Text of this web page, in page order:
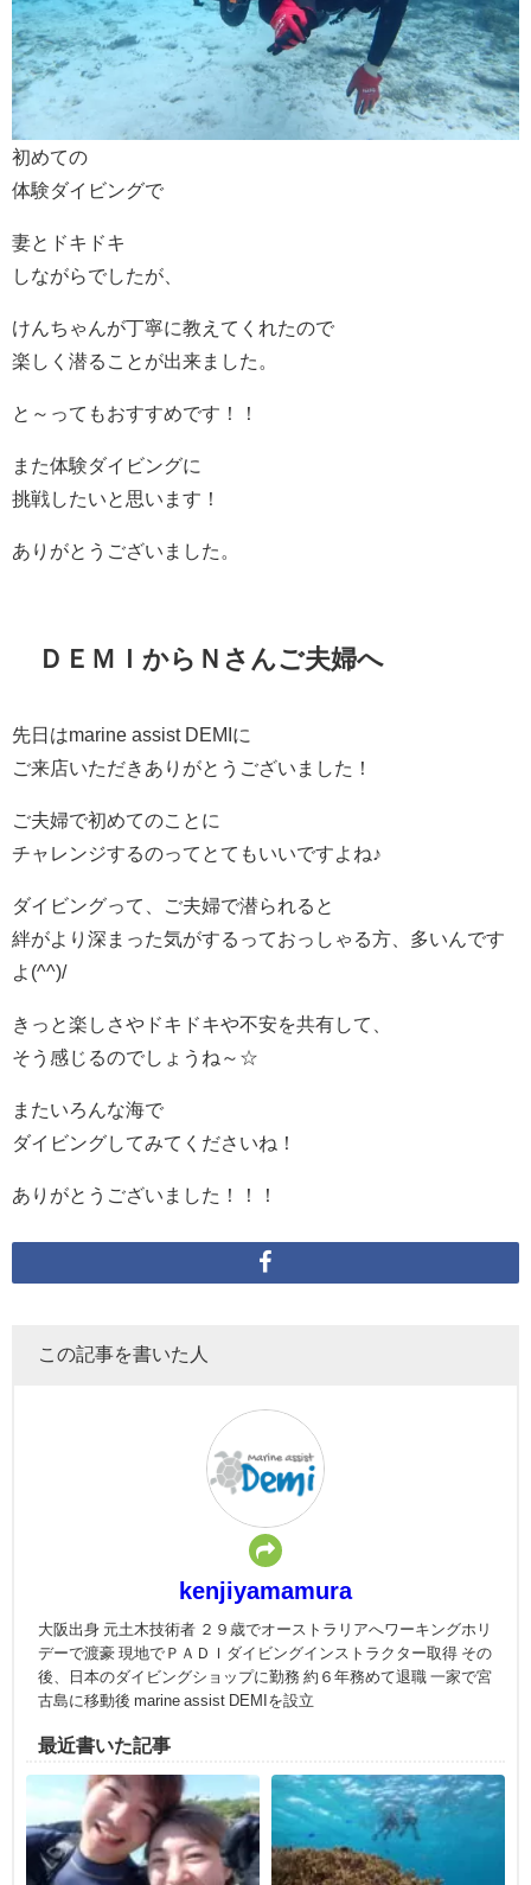
初めての
体験ダイビングで
妻とドキドキ
しながらでしたが、
けんちゃんが丁寧に教えてくれたので
楽しく潜ることが出来ました。
と～ってもおすすめです！！
また体験ダイビングに
挑戦したいと思います！
ありがとうございました。
ＤＥＭＩからＮさんご夫婦へ
先日はmarine assist DEMIに
ご来店いただきありがとうございました！
ご夫婦で初めてのことに
チャレンジするのってとてもいいですよね♪
ダイビングって、ご夫婦で潜られると
絆がより深まった気がするっておっしゃる方、多いんです
よ(^^)/
きっと楽しさやドキドキや不安を共有して、
そう感じるのでしょうね～☆
またいろんな海で
ダイビングしてみてくださいね！
ありがとうございました！！！
この記事を書いた人
kenjiyamamura
大阪出身 元土木技術者 ２９歳でオーストラリアへワーキングホリ
デーで渡豪 現地でＰＡＤＩダイビングインストラクター取得 その
後、日本のダイビングショップに勤務 約６年務めて退職 一家で宮
古島に移動後 marine assist DEMIを設立
最近書いた記事